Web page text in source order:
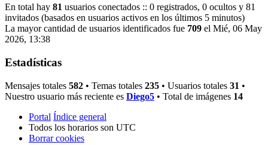
En total hay 81 usuarios conectados :: 0 registrados, 0 ocultos y 81
invitados (basados en usuarios activos en los últimos 5 minutos)
La mayor cantidad de usuarios identificados fue 709 el Mié, 06 May
2026, 13:38
Estadísticas
Mensajes totales 582 • Temas totales 235 • Usuarios totales 31 •
Nuestro usuario más reciente es Diego5 • Total de imágenes 14
Portal Índice general
Todos los horarios son UTC
Borrar cookies